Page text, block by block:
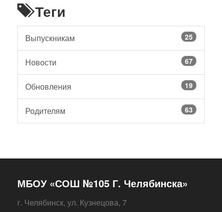
Теги
Выпускникам 25
Новости 67
Обновления 19
Родителям 63
МБОУ «СОШ №105 Г. Челябинска»
г. Челябинск, ул. Кузнецова, 7